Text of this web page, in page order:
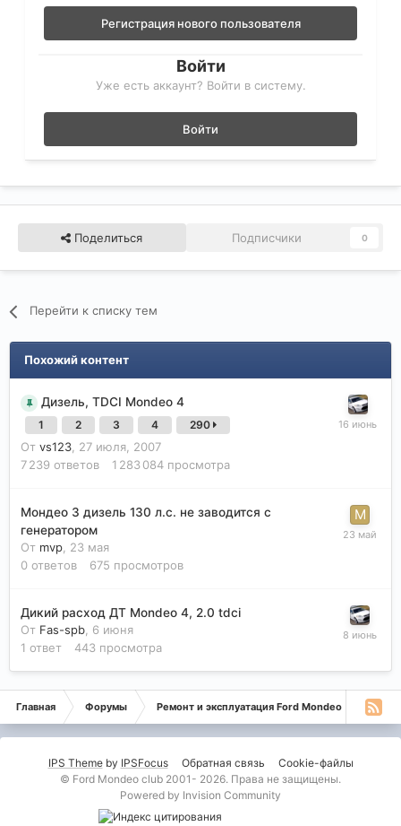
Регистрация нового пользователя
Войти
Уже есть аккаунт? Войти в систему.
Войти
Поделиться Подписчики 0
Перейти к списку тем
Похожий контент
Дизель, TDCI Mondeo 4
1 2 3 4 290
От vs123 27 июля, 2007
7 239 ответов 1 283 084 просмотра
Мондео 3 дизель 130 л.с. не заводится с
генератором
От mvp 23 мая
0 ответов 675 просмотров
Дикий расход ДТ Mondeo 4, 2.0 tdci
От Fas-spb 6 июня
1 ответ 443 просмотра
Главная Форумы Ремонт и эксплуатация Ford Mondeo
IPS Themeby IPSFocus Обратная связь
Cookie-файлы
© Ford Mondeo club 2001- 2026. Права не защищены.
Powered by Invision Community